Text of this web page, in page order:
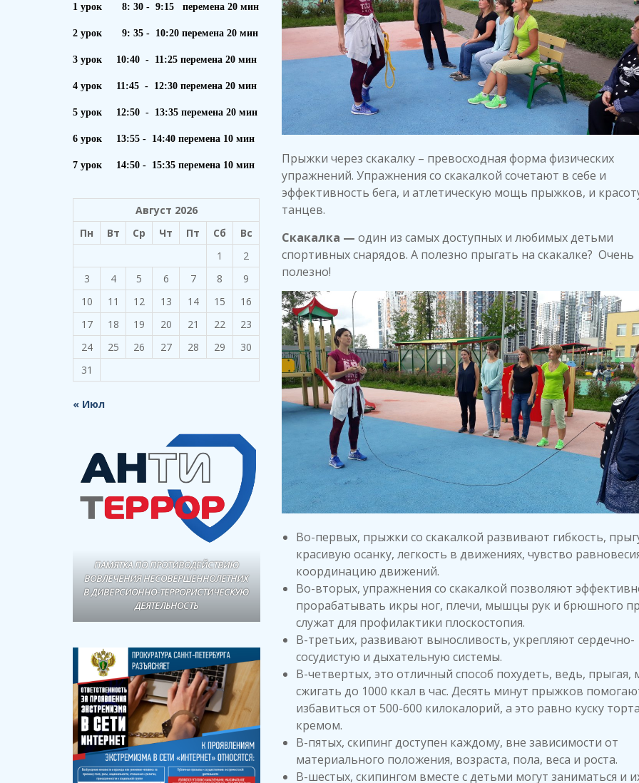
Прыжки через скакалку – превосходная форма физических
упражнений. Упражнения со скакалкой сочетают в себе и
эффективность бега, и атлетическую мощь прыжков, и
танцев.
Скакалка — один из самых доступных и любимых детьми
спортивных снарядов. А полезно прыгать на скакалке? Очень
полезно!
Во-первых, прыжки со скакалкой развивают гибкость,
красивую осанку, легкость в движениях, чувство
координацию движений.
Во-вторых, упражнения со скакалкой позволяют
прорабатывать икры ног, плечи, мышцы рук и брюшного
служат для профилактики плоскостопия.
В-третьих, развивают выносливость, укрепляют сердечно-
сосудистую и дыхательную системы.
В-четвертых, это отличный способ похудеть, ведь, прыгая,
сжигать до 1000 ккал в час. Десять минут прыжков
избавиться от 500-600 килокалорий, а это равно куску
кремом.
В-пятых, скипинг доступен каждому, вне зависимости от
материального положения, возраста, пола, веса и роста.
В-шестых, скипингом вместе с детьми могут заниматься и
1 урок 8: 30 - 9:15 перемена 20 мин
2 урок 9: 35 - 10:20 перемена 20 мин
3 урок 10:40 - 11:25 перемена 20 мин
4 урок 11:45 - 12:30 перемена 20 мин
5 урок 12:50 - 13:35 перемена 20 мин
6 урок 13:55 - 14:40 перемена 10 мин
7 урок 14:50 - 15:35 перемена 10 мин
Август 2026
Пн
Вт Ср Чт Пт Сб
Вс
1
2
3
4 5 6 7 8
9
10
11 12 13 14 15
16
17
18 19 20 21 22
23
24
25 26 27 28 29
30
31
« Июл
ПАМЯТКА ПО ПРОТИВОДЕЙСТВИЮ
ВОВЛЕЧЕНИЯ НЕСОВЕРШЕННОЛЕТНИХ
В ДИВЕРСИОННО-ТЕРРОРИСТИЧЕСКУЮ
ДЕЯТЕЛЬНОСТЬ